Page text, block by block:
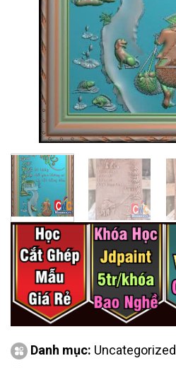
Danh mục: Uncategorized